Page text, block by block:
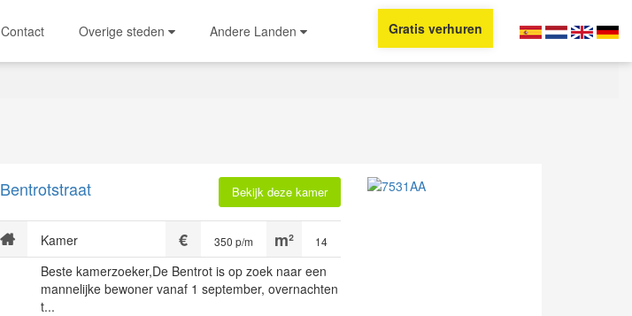
Contact Overige steden Andere Landen Gratis verhuren
Bentrotstraat Bekijk deze kamer
Kamer 14
350 p/m
Beste kamerzoeker,De Bentrot is op zoek naar een
mannelijke bewoner vanaf 1 september, overnachten
t...